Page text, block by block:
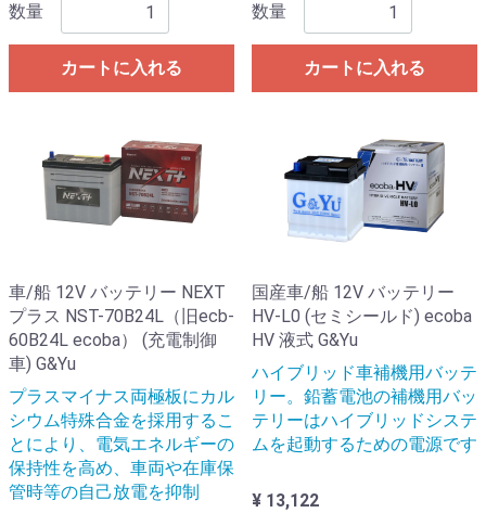
数量
カートに入れる
数量
カートに入れる
車/船 12V バッテリー NEXT
プラス NST-70B24L（旧ecb-
60B24L ecoba） (充電制御
車) G&Yu
プラスマイナス両極板にカル
シウム特殊合金を採用するこ
とにより、電気エネルギーの
保持性を高め、車両や在庫保
管時等の自己放電を抑制
国産車/船 12V バッテリー
HV-L0 (セミシールド) ecoba
HV 液式 G&Yu
ハイブリッド車補機用バッテ
リー。鉛蓄電池の補機用バッ
テリーはハイブリッドシステ
ムを起動するための電源です
¥ 13,122